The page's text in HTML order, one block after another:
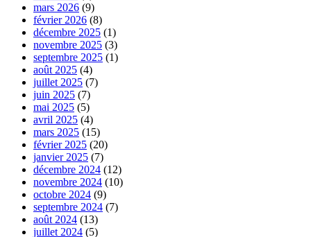
mars 2026 (9)
février 2026 (8)
décembre 2025 (1)
novembre 2025 (3)
septembre 2025 (1)
août 2025 (4)
juillet 2025 (7)
juin 2025 (7)
mai 2025 (5)
avril 2025 (4)
mars 2025 (15)
février 2025 (20)
janvier 2025 (7)
décembre 2024 (12)
novembre 2024 (10)
octobre 2024 (9)
septembre 2024 (7)
août 2024 (13)
juillet 2024 (5)